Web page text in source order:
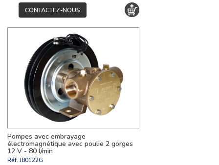
CONTACTEZ-NOUS
Pompes avec embrayage
électromagnétique avec poulie 2 gorges
12 V - 80 l/min
Réf. J80122G